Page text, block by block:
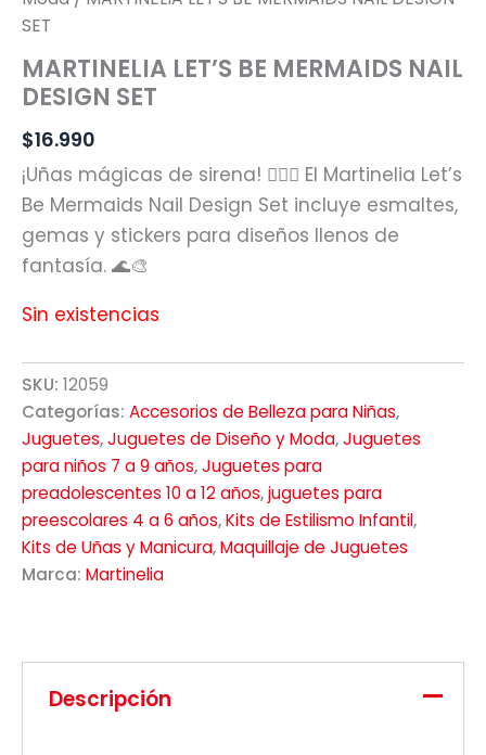
SET
MARTINELIA LET’S BE MERMAIDS NAIL
DESIGN SET
$16.990
¡Uñas mágicas de sirena! 🧜‍♀️✨ El Martinelia Let’s
Be Mermaids Nail Design Set incluye esmaltes,
gemas y stickers para diseños llenos de
fantasía. 🌊🎨
Sin existencias
SKU: 12059
Categorías: Accesorios de Belleza para Niñas,
Juguetes,Juguetes de Diseño y Moda,Juguetes
para niños 7 a 9 años,Juguetes para
preadolescentes 10 a 12 años,juguetes para
preescolares 4 a 6 años,Kits de Estilismo Infantil,
Kits de Uñas y Manicura,Maquillaje de Juguetes
Marca: Martinelia
Descripción